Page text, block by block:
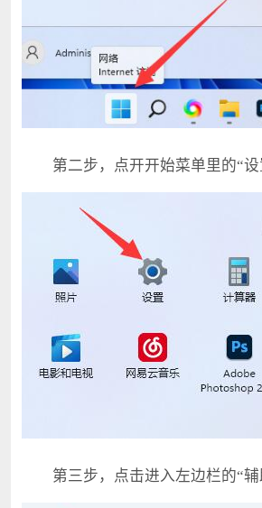
第二步，点开开始菜单里的“设
第三步，点击进入左边栏的“辅